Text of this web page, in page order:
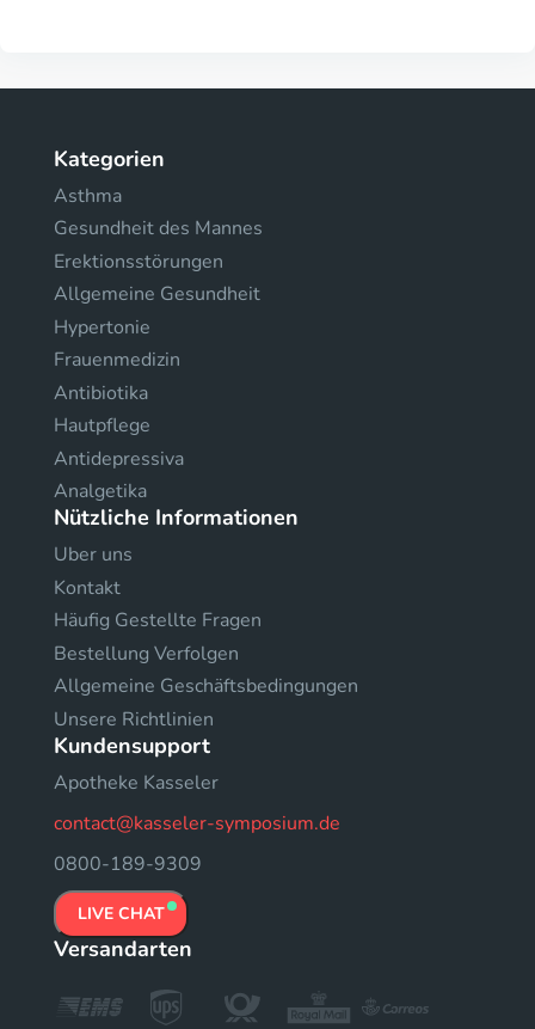
Kategorien
Asthma
Gesundheit des Mannes
Erektionsstörungen
Allgemeine Gesundheit
Hypertonie
Frauenmedizin
Antibiotika
Hautpflege
Antidepressiva
Analgetika
Nützliche Informationen
Uber uns
Kontakt
Häufig Gestellte Fragen
Bestellung Verfolgen
Allgemeine Geschäftsbedingungen
Unsere Richtlinien
Kundensupport
Apotheke Kasseler
contact@kasseler-symposium.de
0800-189-9309
LIVE CHAT
Versandarten